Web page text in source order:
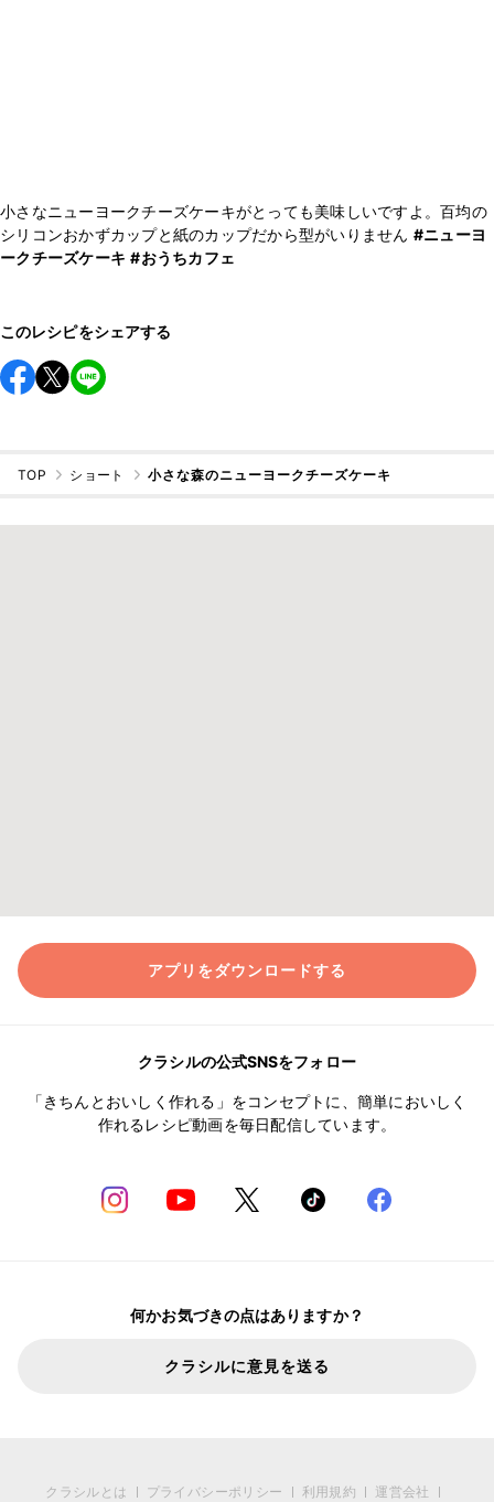
小さなニューヨークチーズケーキがとっても美味しいですよ。百均の
シリコンおかずカップと紙のカップだから型がいりません #ニューヨ
ークチーズケーキ #おうちカフェ
このレシピをシェアする
TOP ショート 小さな森のニューヨークチーズケーキ
アプリをダウンロードする
クラシルの公式SNSをフォロー
「きちんとおいしく作れる」をコンセプトに、簡単においしく
作れるレシピ動画を毎日配信しています。
何かお気づきの点はありますか？
クラシルに意見を送る
クラシルとは プライバシーポリシー 利用規約 運営会社